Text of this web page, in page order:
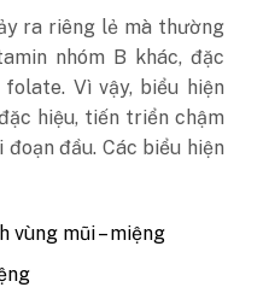
ra riêng lẻ mà thường
nhóm B khác, đặc
Vì vậy, biểu hiện
hiệu, tiến triển chậm
đầu. Các biểu hiện
vùng mũi – miệng